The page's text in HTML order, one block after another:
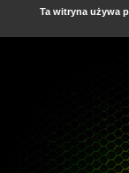
Ta witryna używa